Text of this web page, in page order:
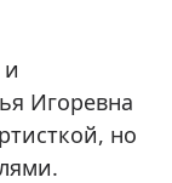
Игоревна
но